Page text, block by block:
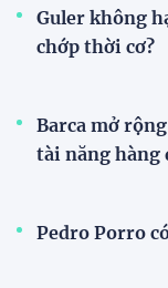
Guler không
chớp thời cơ?
Barca mở
tài năng hàng
Pedro Porro